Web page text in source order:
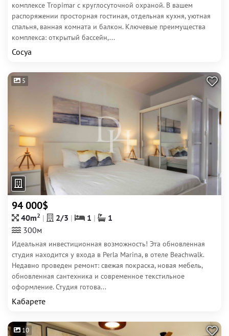
комплексе Tropimar с круглосуточной охраной. В вашем
распоряжении просторная гостиная, отдельная кухня, уютная
спальня, ванная комната и балкон. Ключевые преимущества
комплекса: открытый бассейн,...
Сосуа
5
94 000$
40m2 2/3 1
1
300м
Идеальная инвестиционная возможность! Эта обновленная
студия находится у входа в Perla Marina, в отеле Beachwalk.
Недавно проведен ремонт: свежая покраска, новая мебель,
обновленная сантехника и современное текстильное
оформление. Студия готова...
Кабарете
10